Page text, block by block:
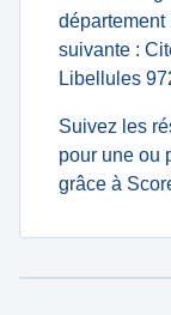
département
suivante :
Libellules
Suivez les
pour une ou
grâce à